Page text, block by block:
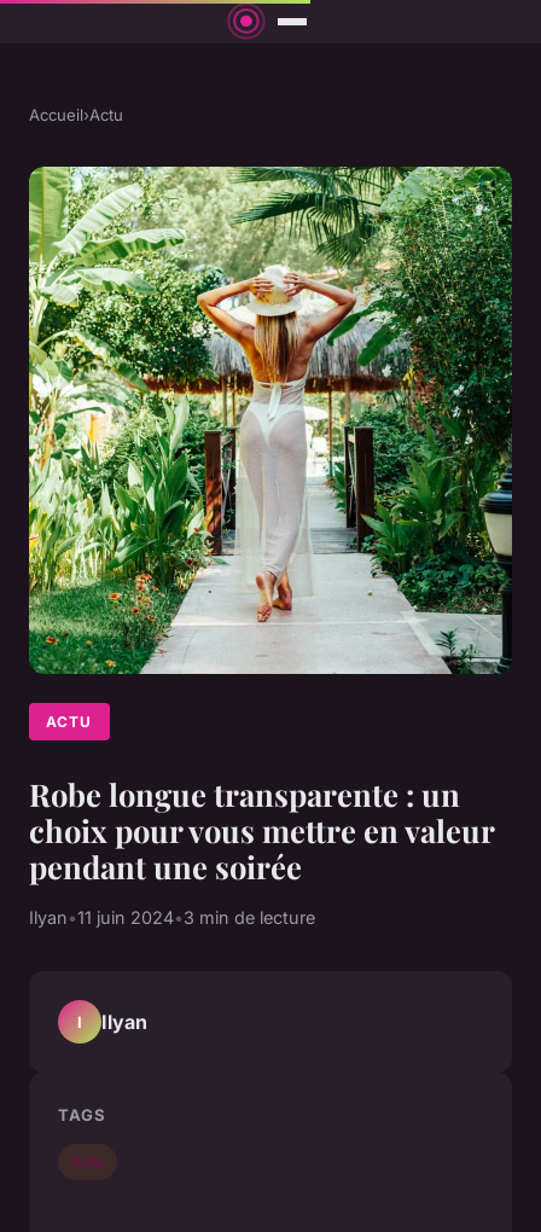
Accueil›Actu
ACTU
Robe longue transparente : un
choix pour vous mettre en valeur
pendant une soirée
Ilyan•11 juin 2024•3 min de lecture
I Ilyan
TAGS
Actu